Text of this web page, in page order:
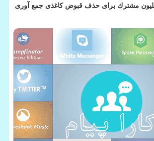
حدود ۳۲ میلیون مشترك برای حذف قبوض كاغذی جمع آوری